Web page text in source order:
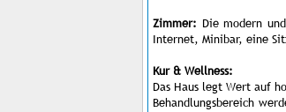
Zimmer: Die modern
Internet, Minibar, eine
Kur & Wellness:
Das Haus legt Wert auf
Behandlungsbereich